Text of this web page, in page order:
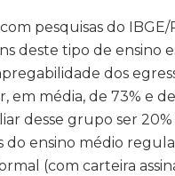
pesquisas do
deste tipo de ensino
dos
em média, de 73% e
desse grupo ser
ensino médio
(com carteira